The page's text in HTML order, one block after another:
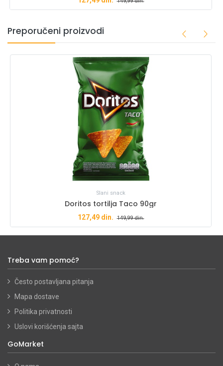
Preporučeni proizvodi
Slani snack
Doritos tortilja Taco 90gr
127,49din. 149,99din.
Treba vam pomoć?
Često postavljana pitanja
Mapa dostave
Politika privatnosti
Uslovi korišćenja sajta
GoMarket